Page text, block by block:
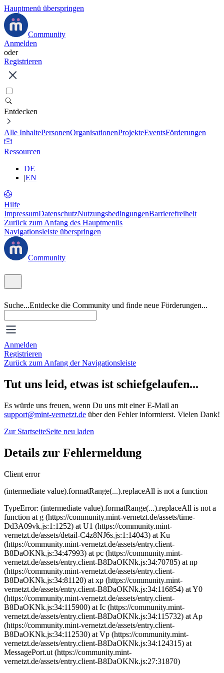
Hauptmenü überspringen
Community
Anmelden
oder
Registrieren
Entdecken
Alle InhaltePersonenOrganisationenProjekteEventsFörderungen
Ressourcen
DE
|EN
Hilfe
ImpressumDatenschutzNutzungsbedingungenBarrierefreiheit
Zurück zum Anfang des Hauptmenüs
Navigationsleiste überspringen
Community
Suche...Entdecke die Community und finde neue Förderungen...
Anmelden
Registrieren
Zurück zum Anfang der Navigationsleiste
Tut uns leid, etwas ist schiefgelaufen...
Es würde uns freuen, wenn Du uns mit einer E-Mail an
support@mint-vernetzt.de über den Fehler informierst. Vielen Dank!
Zur StartseiteSeite neu laden
Details zur Fehlermeldung
Client error
(intermediate value).formatRange(...).replaceAll is not a function
TypeError: (intermediate value).formatRange(...).replaceAll is not a
function at g (https://community.mint-vernetzt.de/assets/time-
Dd3A09vk.js:1:1252) at U1 (https://community.mint-
vernetzt.de/assets/detail-C4z8NJ6s.js:1:14043) at Ku
(https://community.mint-vernetzt.de/assets/entry.client-
B8DaOKNk.js:34:47993) at pc (https://community.mint-
vernetzt.de/assets/entry.client-B8DaOKNk.js:34:70785) at np
(https://community.mint-vernetzt.de/assets/entry.client-
B8DaOKNk.js:34:81120) at xp (https://community.mint-
vernetzt.de/assets/entry.client-B8DaOKNk.js:34:116854) at Y0
(https://community.mint-vernetzt.de/assets/entry.client-
B8DaOKNk.js:34:115900) at Ic (https://community.mint-
vernetzt.de/assets/entry.client-B8DaOKNk.js:34:115732) at Ap
(https://community.mint-vernetzt.de/assets/entry.client-
B8DaOKNk.js:34:112530) at Vp (https://community.mint-
vernetzt.de/assets/entry.client-B8DaOKNk.js:34:124315) at
MessagePort.ut (https://community.mint-
vernetzt.de/assets/entry.client-B8DaOKNk.js:27:31870)